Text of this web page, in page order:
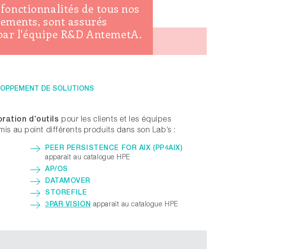
de tous nos
sont assurés
l'équipe R&D AntemetA.
DE SOLUTIONS
d’outils pour les clients et les équipes
au point différents produits dans son Lab’s :
PEER PERSISTENCE FOR AIX (PP4AIX)
apparait au catalogue HPE
AP/OS
DATAMOVER
STOREFILE
3PAR VISION apparait au catalogue HPE